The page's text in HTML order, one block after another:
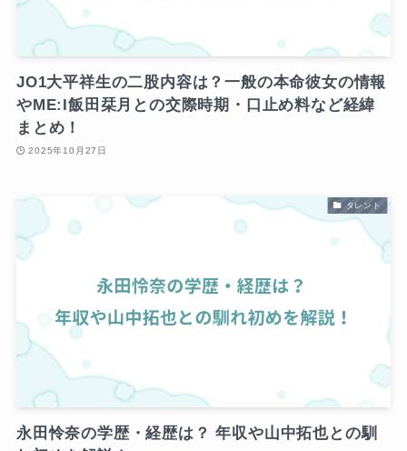
JO1大平祥生の二股内容は？一般の本命彼女の情報
やME:I飯田栞月との交際時期・口止め料など経緯
まとめ！
2025年10月27日
タレント
永田怜奈の学歴・経歴は？ 年収や山中拓也との馴